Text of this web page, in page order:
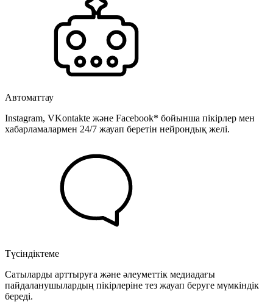
Автоматтау
Instagram, VKontakte және Facebook* бойынша пікірлер мен
хабарламалармен 24/7 жауап беретін нейрондық желі.
Түсіндіктеме
Сатыларды арттыруға және әлеуметтік медиадағы
пайдаланушылардың пікірлеріне тез жауап беруге мүмкіндік
береді.